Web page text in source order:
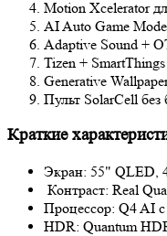
Motion Xcelerator
AI Auto Game
Adaptive Sound +
Tizen +
Generative
Пульт SolarCell без
Краткие
Экран: 55" QLED,
Контраст: Real
Процессор: Q4 AI
HDR: Quantum